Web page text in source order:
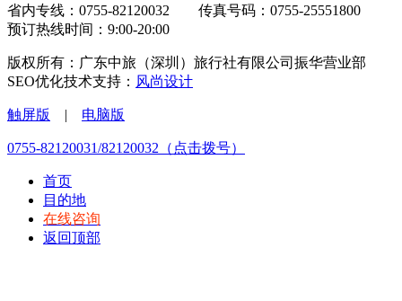
省内专线：0755-82120032 传真号码：0755-25551800
预订热线时间：9:00-20:00
版权所有：广东中旅（深圳）旅行社有限公司振华营业部
SEO优化技术支持： 风尚设计
触屏版 | 电脑版
0755-82120031/82120032（点击拨号）
首页
目的地
在线咨询
返回顶部